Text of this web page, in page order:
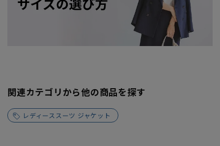
関連カテゴリから他の商品を探す
レディーススーツ ジャケット